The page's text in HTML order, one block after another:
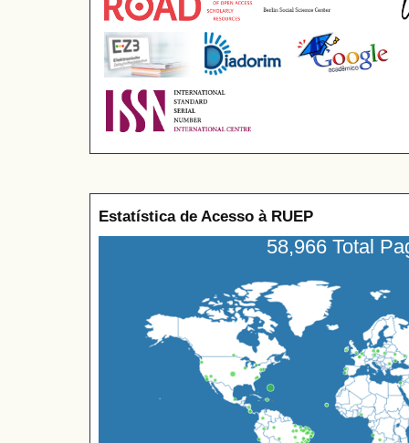
Estatística de Acesso à RUEP
58,966 Total